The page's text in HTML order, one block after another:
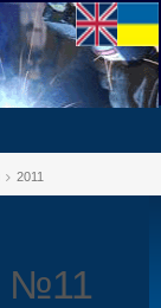
2011
№11